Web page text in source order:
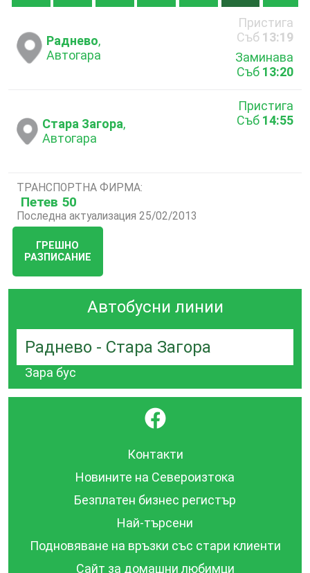
Раднево,
Автогара
Пристига
Съб 13:19
Заминава
Съб 13:20
Стара Загора,
Автогара
Пристига
Съб 14:55
ТРАНСПОРТНА ФИРМА:
Петев 50
Последна актуализация 25/02/2013
ГРЕШНО
РАЗПИСАНИЕ
Автобусни линии
Раднево - Стара Загора
Зара бус
}
Контакти
Новините на Североизтока
Безплатен бизнес регистър
Най-търсени
Подновяване на връзки със стари клиенти
Сайт за домашни любимци